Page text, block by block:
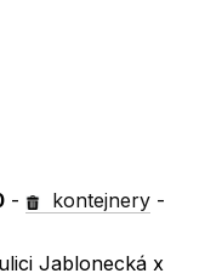
- kontejnery -
Jablonecká x